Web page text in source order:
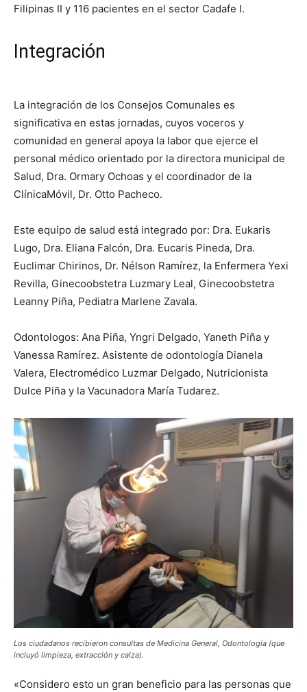
Filipinas II y 116 pacientes en el sector Cadafe I.
Integración
La integración de los Consejos Comunales es
significativa en estas jornadas, cuyos voceros y
comunidad en general apoya la labor que ejerce el
personal médico orientado por la directora municipal de
Salud, Dra. Ormary Ochoas y el coordinador de la
ClínicaMóvil, Dr. Otto Pacheco.
Este equipo de salud está integrado por: Dra. Eukaris
Lugo, Dra. Eliana Falcón, Dra. Eucaris Pineda, Dra.
Euclimar Chirinos, Dr. Nélson Ramírez, la Enfermera Yexi
Revilla, Ginecoobstetra Luzmary Leal, Ginecoobstetra
Leanny Piña, Pediatra Marlene Zavala.
Odontologos: Ana Piña, Yngri Delgado, Yaneth Piña y
Vanessa Ramírez. Asistente de odontología Dianela
Valera, Electromédico Luzmar Delgado, Nutricionista
Dulce Piña y la Vacunadora María Tudarez.
Los ciudadanos recibieron consultas de Medicina General, Odontología (que
incluyó limpieza, extracción y calza).
«Considero esto un gran beneficio para las personas que